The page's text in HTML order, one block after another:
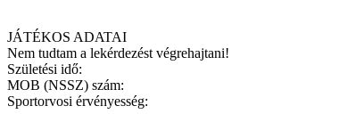
JÁTÉKOS ADATAI
Nem tudtam a lekérdezést végrehajtani!
Születési idő:
MOB (NSSZ) szám:
Sportorvosi érvényesség: